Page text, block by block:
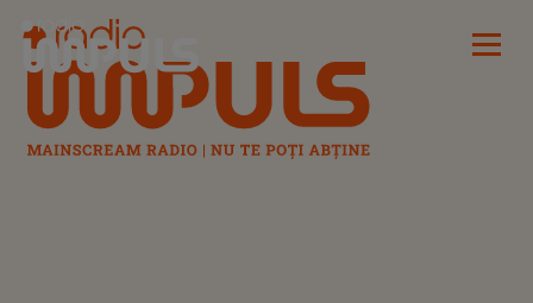
Radio Impuls